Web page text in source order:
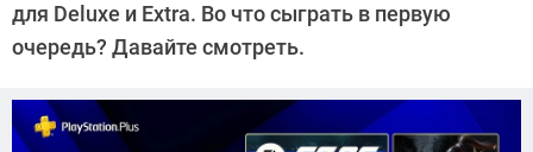
для Deluxe и Extra. Во что сыграть в первую
очередь? Давайте смотреть.